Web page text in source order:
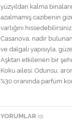
yüzyıldan kalma
azalmamış cazibenin
varlığını hissedebilirsiniz
Casanova, nadir
ve dalgalı yapısıyla,
Aşktan etkilenen bir
Koku ailesi: Odunsu,
%30 oranında parfüm
YORUMLAR (0)